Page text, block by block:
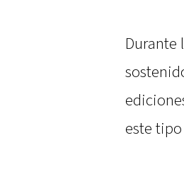
Durante
este